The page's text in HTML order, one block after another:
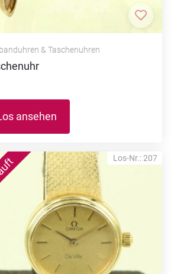
hinzufügen Zur
& Taschenuhren
ansehen
Los-Nr.: 207